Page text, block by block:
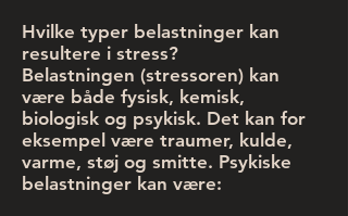
Hvilke typer belastninger kan
resultere i stress?
Belastningen (stressoren) kan
være både fysisk, kemisk,
biologisk og psykisk. Det kan for
eksempel være traumer, kulde,
varme, støj og smitte. Psykiske
belastninger kan være: